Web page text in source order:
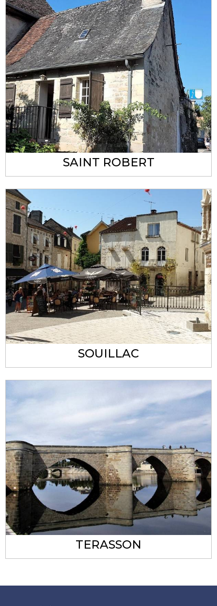
SAINT ROBERT
SOUILLAC
TERASSON